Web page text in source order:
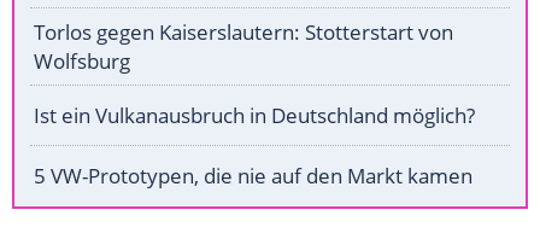
Torlos gegen Kaiserslautern: Stotterstart von
Wolfsburg
Ist ein Vulkanausbruch in Deutschland möglich?
5 VW-Prototypen, die nie auf den Markt kamen